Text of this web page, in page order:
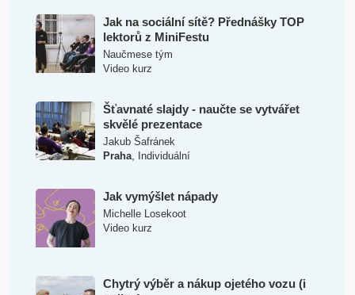
Jak na sociální sítě? Přednášky TOP
lektorů z MiniFestu
Naučmese tým
Video kurz
Šťavnaté slajdy - naučte se vytvářet
skvělé prezentace
Jakub Šafránek
Praha, Individuální
Jak vymýšlet nápady
Michelle Losekoot
Video kurz
Chytrý výběr a nákup ojetého vozu (i